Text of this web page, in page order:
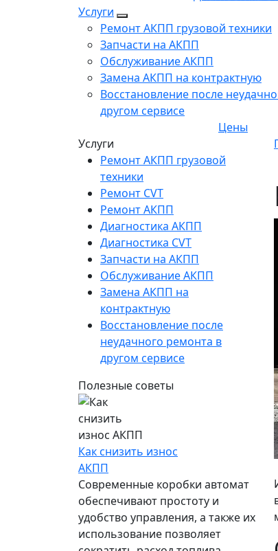
Услуги
Ремонт АКПП грузовой техники
Запчасти на АКПП
Обслуживание АКПП
Замена АКПП на контрактную
Восстановление после
другом сервисе
Цены
Услуги
Ремонт АКПП грузовой
техники
Ремонт CVT
Ремонт AКПП
Диагностика АКПП
Диагностика CVT
Запчасти на АКПП
Обслуживание АКПП
Замена АКПП на
контрактную
Восстановление после
неудачного ремонта в
другом сервисе
Полезные советы
Как снизить износ
АКПП
Современные коробки автомат
обеспечивают простоту и
удобство управления, а также их
использование позволяет